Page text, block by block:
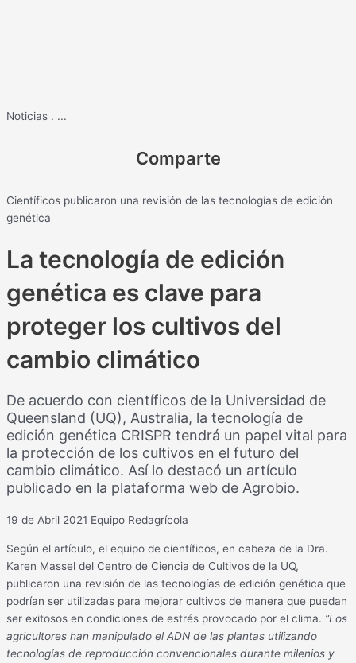
Noticias . ...
Comparte
Científicos publicaron una revisión de las tecnologías de edición
genética
La tecnología de edición
genética es clave para
proteger los cultivos del
cambio climático
De acuerdo con científicos de la Universidad de
Queensland (UQ), Australia, la tecnología de
edición genética CRISPR tendrá un papel vital para
la protección de los cultivos en el futuro del
cambio climático. Así lo destacó un artículo
publicado en la plataforma web de Agrobio.
19 de Abril 2021 Equipo Redagrícola
Según el artículo, el equipo de científicos, en cabeza de la Dra.
Karen Massel del Centro de Ciencia de Cultivos de la UQ,
publicaron una revisión de las tecnologías de edición genética que
podrían ser utilizadas para mejorar cultivos de manera que puedan
ser exitosos en condiciones de estrés provocado por el clima. “Los
agricultores han manipulado el ADN de las plantas utilizando
tecnologías de reproducción convencionales durante milenios y